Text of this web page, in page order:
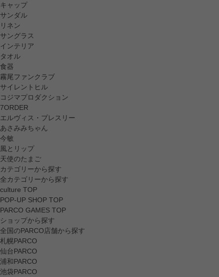
キャップ
サンダル
リネン
サングラス
インテリア
タオル
食器
霧尾ファンクラブ
サイレントヒル
コジマプロダクション
7ORDER
エルヴィス・プレスリー
あさみみちゃん
今敏
風とリップ
天使のたまご
カテゴリーから探す
全カテゴリーから探す
culture TOP
POP-UP SHOP TOP
PARCO GAMES TOP
ショップから探す
全国のPARCO店舗から探す
札幌PARCO
仙台PARCO
浦和PARCO
池袋PARCO